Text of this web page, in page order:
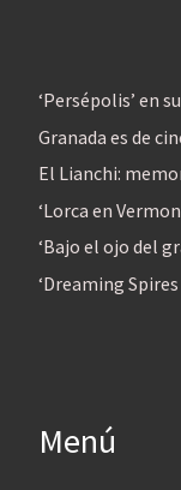
‘Persépolis’ en
Granada es de
El Lianchi:
‘Lorca en
‘Bajo el ojo del
‘Dreaming
Menú